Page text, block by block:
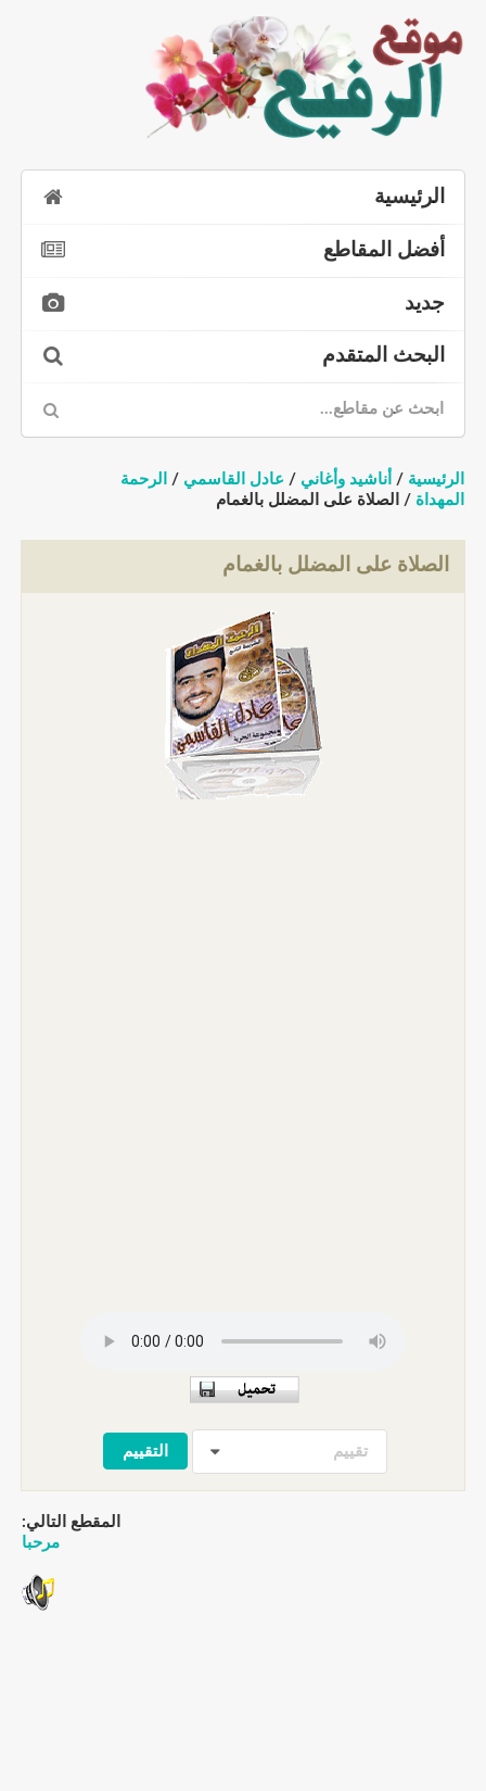
الرئيسية
أفضل المقاطع
جديد
البحث المتقدم
الرئيسية / أناشيد وأغاني / عادل القاسمي /
الرحمة
المهداة / الصلاة على المضلل بالغمام
الصلاة على المضلل بالغمام
تقييم
المقطع التالي:
مرحبا